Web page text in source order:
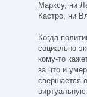
Марксу, ни
Кастро, ни
Когда
социально-
кому-то
за что и
свершается